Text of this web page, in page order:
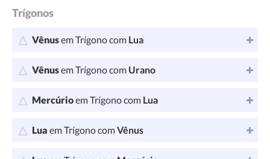
Trígonos
Vênusem Trígono com Lua
Vênusem Trígono com Urano
Mercúrioem Trígono com Lua
Lua em Trígono comVênus